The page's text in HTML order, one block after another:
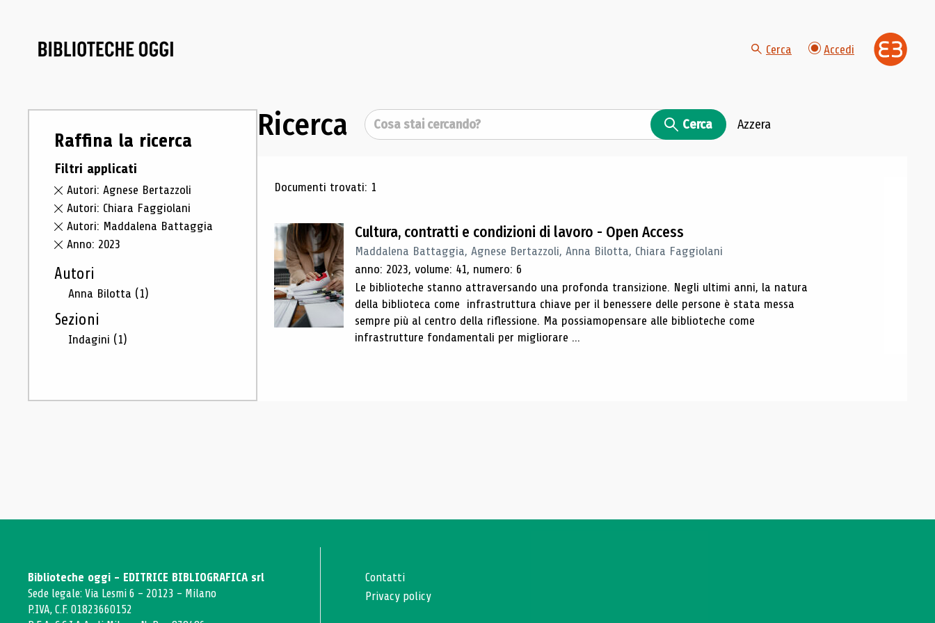
Cerca Accedi
Raffina la ricerca
Filtri applicati
Autori: Agnese Bertazzoli
Autori: Chiara Faggiolani
Autori: Maddalena Battaggia
Anno: 2023
Autori
Anna Bilotta (1)
Sezioni
Indagini (1)
Ricerca Cerca Cerca Azzera
Risultati di ricerca
Documenti trovati: 1
Cultura, contratti e condizioni di lavoro - Open Access
Maddalena Battaggia, Agnese Bertazzoli, Anna Bilotta, Chiara Faggiolani
anno: 2023, volume: 41, numero: 6
Le biblioteche stanno attraversando una profonda transizione. Negli ultimi anni, la natura
della biblioteca come infrastruttura chiave per il benessere delle persone è stata messa
sempre più al centro della riflessione. Ma possiamopensare alle biblioteche come
infrastrutture fondamentali per migliorare ...
Biblioteche oggi - EDITRICE BIBLIOGRAFICA srl
Sede legale: Via Lesmi 6 - 20123 - Milano
P.IVA, C.F. 01823660152
Contatti
Privacy policy